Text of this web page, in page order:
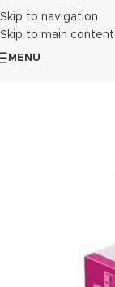
Skip to navigation
Skip to main content
MENU